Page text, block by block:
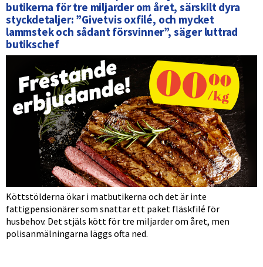
butikerna för tre miljarder om året, särskilt dyra
styckdetaljer: ”Givetvis oxfilé, och mycket
lammstek och sådant försvinner”, säger luttrad
butikschef
Köttstölderna ökar i matbutikerna och det är inte
fattigpensionärer som snattar ett paket fläskfilé för
husbehov. Det stjäls kött för tre miljarder om året, men
polisanmälningarna läggs ofta ned.